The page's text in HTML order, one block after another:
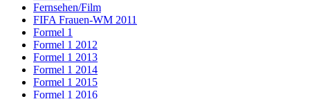
Fernsehen/Film
FIFA Frauen-WM 2011
Formel 1
Formel 1 2012
Formel 1 2013
Formel 1 2014
Formel 1 2015
Formel 1 2016